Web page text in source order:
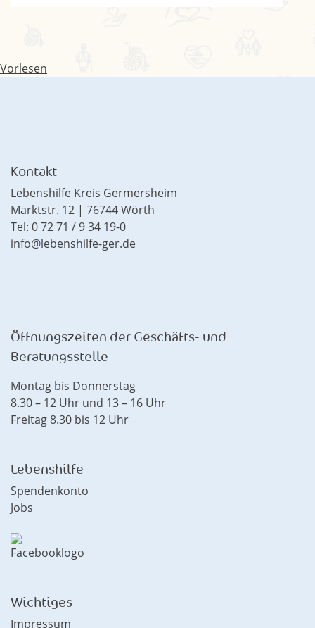
Vorlesen
Kontakt
Lebenshilfe Kreis Germersheim
Marktstr. 12 | 76744 Wörth
Tel: 0 72 71 / 9 34 19-0
info@lebenshilfe-ger.de
Öffnungszeiten der Geschäfts- und
Beratungsstelle
Montag bis Donnerstag
8.30 – 12 Uhr und 13 – 16 Uhr
Freitag 8.30 bis 12 Uhr
Lebenshilfe
Spendenkonto
Jobs
Wichtiges
Impressum